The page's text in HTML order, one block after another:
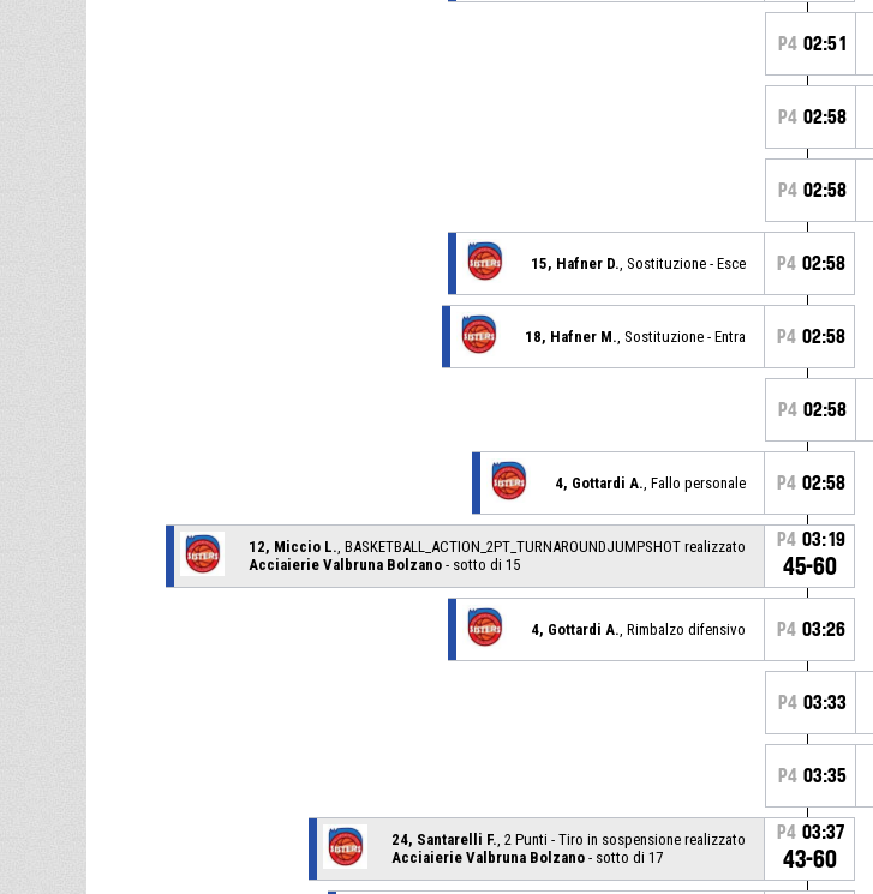
P4 02:51
P4 02:58
P4 02:58
15, Hafner D. , Sostituzione - Esce P4 02:58
18, Hafner M. , Sostituzione - Entra P4 02:58
P4 02:58
4, Gottardi A. , Fallo personale P4 02:58
12, Miccio L. , BASKETBALL_ACTION_2PT_TURNAROUNDJUMPSHOT realizzato
Acciaierie Valbruna Bolzano - sotto di 15
P4 03:19
45-60
4, Gottardi A. , Rimbalzo difensivo P4 03:26
P4 03:33
P4 03:35
24, Santarelli F. , 2 Punti - Tiro in sospensione realizzato
Acciaierie Valbruna Bolzano - sotto di 17
P4 03:37
43-60